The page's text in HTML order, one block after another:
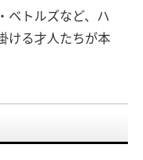
ベトルズなど、ハ
ける才人たちが本